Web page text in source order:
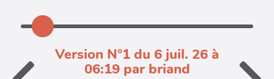
Version N°1 du 6 juil. 26 à
06:19 par briand